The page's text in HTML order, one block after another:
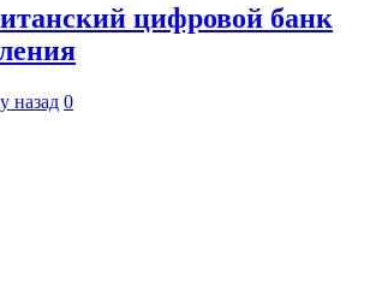
цифровой банк
назад 0